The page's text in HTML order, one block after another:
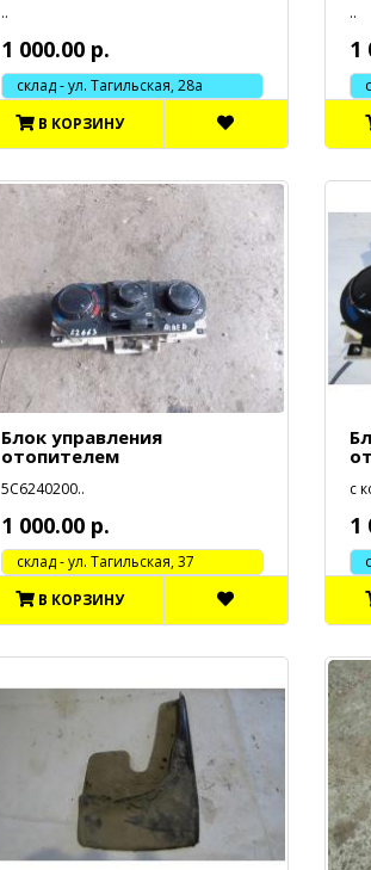
..
1 000.00 р.
склад - ул. Тагильская, 28а
В КОРЗИНУ
..
1
Блок управления
отопителем
5C6240200..
1 000.00 р.
cклад - ул. Тагильская, 37
В КОРЗИНУ
с
1